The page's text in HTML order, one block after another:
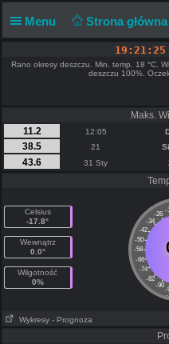
Menu Strona główna
19:21:26
Rano okresy deszczu. Min. temp. 18 °C.
deszczu 100%.
Maks.
11.2
12:05
38.5
21
43.6
31 Sty
Celsius
-17.8°
Wewnątrz
0.0°
Wilgotność
0%
-
-26
-34
-42
-50
-58
-66
-74
-82
-90
-
-
Wykresy - Prognoza